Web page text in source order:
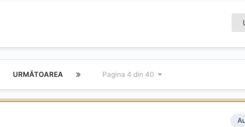
URMĂTOAREA Pagina 4 din 40